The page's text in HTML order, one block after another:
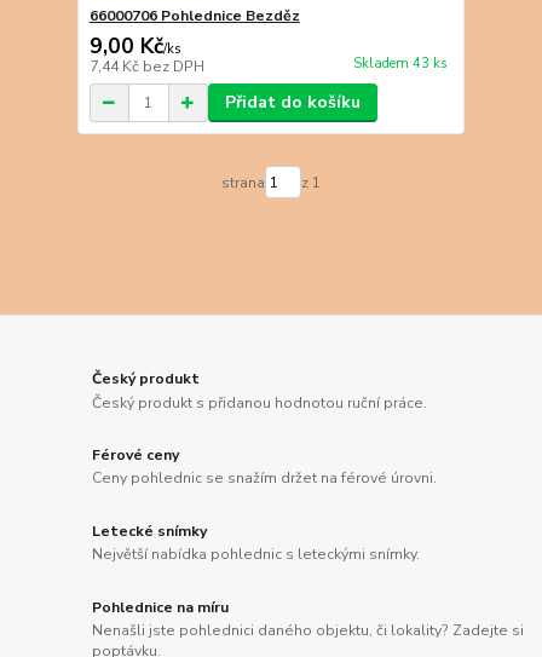
66000706 Pohlednice Bezděz
9,00 Kč/ks
7,44 Kč bez DPH Skladem 43 ks
Přidat do košíku
strana z 1
Český produkt
Český produkt s přidanou hodnotou ruční práce.
Férové ceny
Ceny pohlednic se snažím držet na férové úrovni.
Letecké snímky
Největší nabídka pohlednic s leteckými snímky.
Pohlednice na míru
Nenašli jste pohlednici daného objektu, či lokality? Zadejte si
poptávku.